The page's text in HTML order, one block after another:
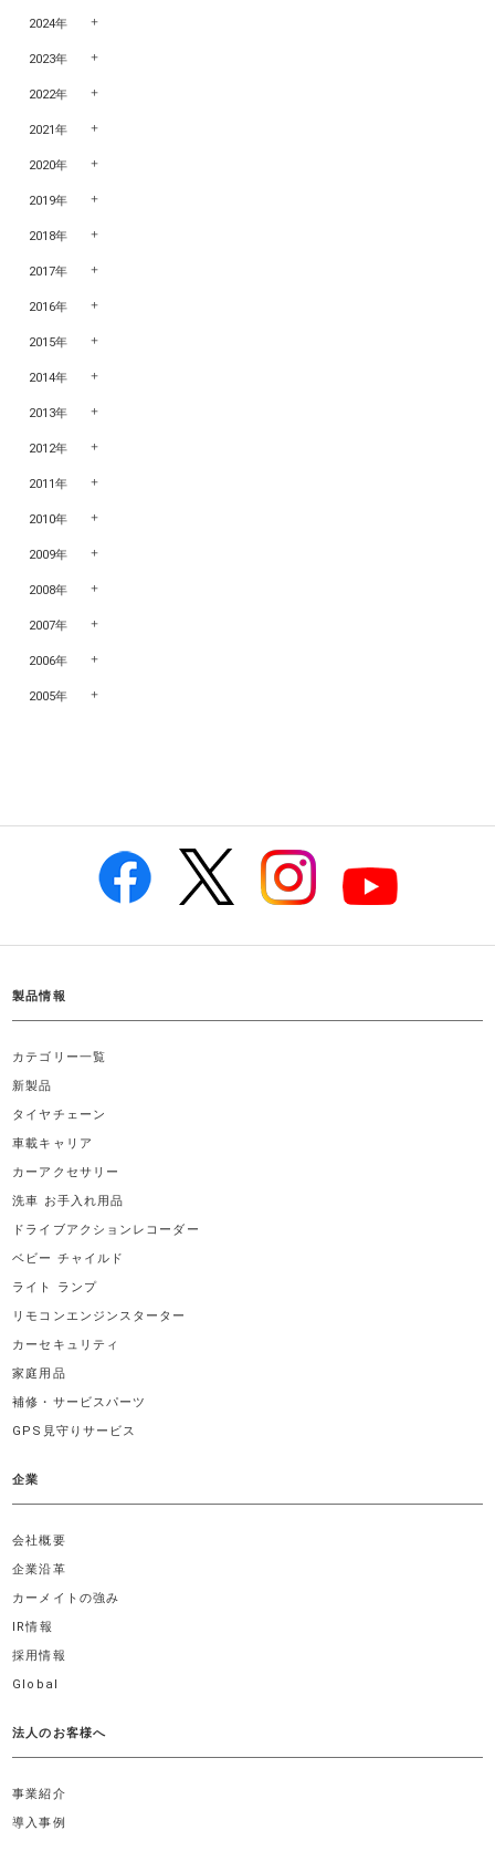
2024年
2023年
2022年
2021年
2020年
2019年
2018年
2017年
2016年
2015年
2014年
2013年
2012年
2011年
2010年
2009年
2008年
2007年
2006年
2005年
製品情報
カテゴリー一覧
新製品
タイヤチェーン
車載キャリア
カーアクセサリー
洗車 お手入れ用品
ドライブアクションレコーダー
ベビー チャイルド
ライト ランプ
リモコンエンジンスターター
カーセキュリティ
家庭用品
補修・サービスパーツ
GPS見守りサービス
企業
会社概要
企業沿革
カーメイトの強み
IR情報
採用情報
Global
法人のお客様へ
事業紹介
導入事例